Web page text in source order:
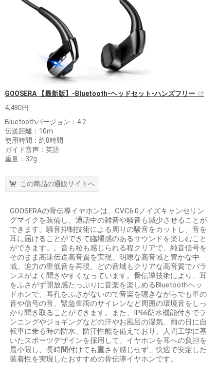
GOOSERA 【最新版】-Bluetooth-ヘッドセット-ハンズフリー
4,480円
Bluetoothバージョン：4.2
伝送距離：10m
使用時間：約8時間
ガイド音声：英語
重量：32g
この商品の通販サイトへ
GOOSERAの骨伝導イヤホンは、CVC6.0ノイズキャンセリン
グマイクを装備し、通話中の雑音や騒音も減少させることが
できます。騒音抑制技術による周りの騒音をカットし、音を
耳に届けることができて臨場感のあるサウンドを楽しむこと
ができます。。音も粒も感じられる程クリアで、純音信号を
そのまま高速伝送高音質を実現、明瞭な高音域と豊かな中
域、迫力の重低音を再現、どの音域もクリアな高音質でバラ
ンスがよく聞きやすくなっています。骨伝導技術により、耳
をふさがず開放感たっぷりに音楽を楽しめるBluetoothヘッ
ドホンで、耳孔をふさがないので音楽を聴きながらでも車の
音や信号の音、緊急車両のサイレンなど周囲の環境音をしっ
かり聞き取ることができます。また、IP66防水機能付きでラ
ンニングやジョギングなどの汗やお風呂の湿気、雨の日に自
転車に乗る時の防水、防汗性能を備えており、人間工学に基
いたスポーツデザインを採用して、イヤホンを耳への負担を
最小限し、長時間付けても重さを感じせず、快適で安定した
装着性を実現したおすすめの骨伝導イヤホンです。